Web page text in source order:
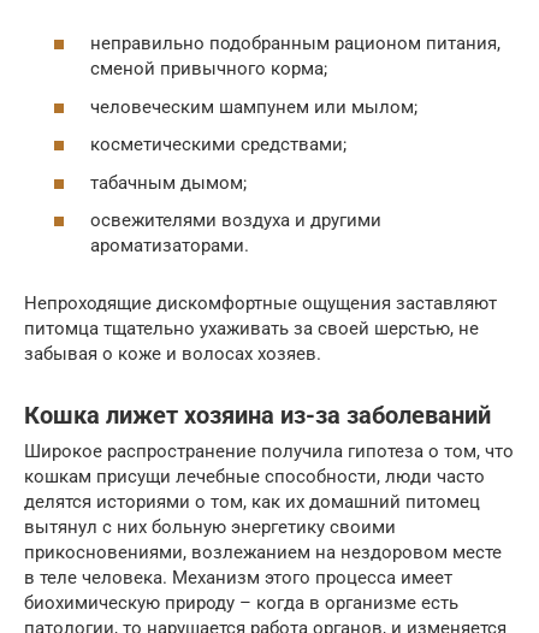
неправильно подобранным рационом питания,
сменой привычного корма;
человеческим шампунем или мылом;
косметическими средствами;
табачным дымом;
освежителями воздуха и другими
ароматизаторами.
Непроходящие дискомфортные ощущения заставляют
питомца тщательно ухаживать за своей шерстью, не
забывая о коже и волосах хозяев.
Кошка лижет хозяина из-за заболеваний
Широкое распространение получила гипотеза о том, что
кошкам присущи лечебные способности, люди часто
делятся историями о том, как их домашний питомец
вытянул с них больную энергетику своими
прикосновениями, возлежанием на нездоровом месте
в теле человека. Механизм этого процесса имеет
биохимическую природу – когда в организме есть
патологии, то нарушается работа органов, и изменяется